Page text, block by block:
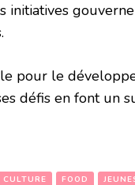
initiatives
pour le
défis en font un
CULTURE FOOD